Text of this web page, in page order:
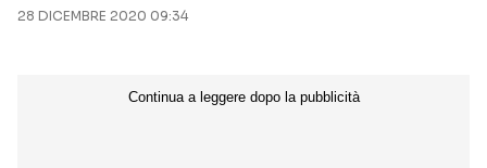
28 DICEMBRE 2020 09:34